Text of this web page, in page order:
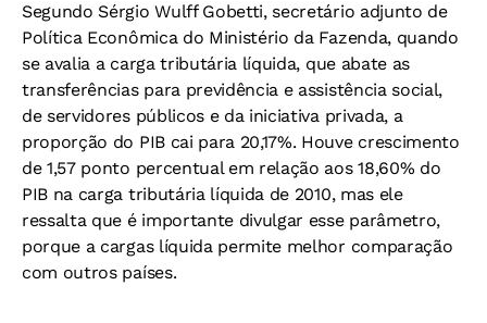
Segundo Sérgio Wulff Gobetti, secretário adjunto de
Política Econômica do Ministério da Fazenda, quando
se avalia a carga tributária líquida, que abate as
transferências para previdência e assistência social,
de servidores públicos e da iniciativa privada, a
proporção do PIB cai para 20,17%. Houve crescimento
de 1,57 ponto percentual em relação aos 18,60% do
PIB na carga tributária líquida de 2010, mas ele
ressalta que é importante divulgar esse parâmetro,
porque a cargas líquida permite melhor comparação
com outros países.